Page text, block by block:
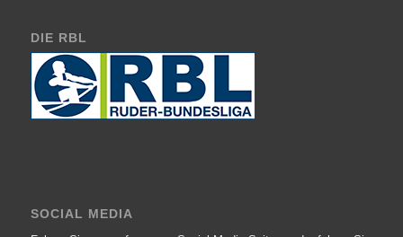
DIE RBL
SOCIAL MEDIA